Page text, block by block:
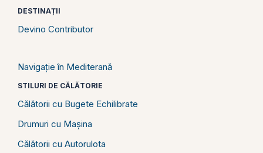
DESTINAȚII
Devino Contributor
Navigație în Mediterană
STILURI DE CĂLĂTORIE
Călătorii cu Bugete Echilibrate
Drumuri cu Mașina
Călătorii cu Autorulota